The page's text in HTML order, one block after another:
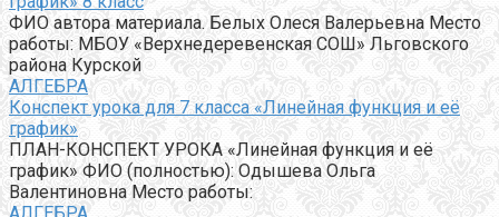
ФИО автора материала. Белых Олеся Валерьевна Место
работы: МБОУ «Верхнедеревенская СОШ» Льговского
района Курской
АЛГЕБРА
Конспект урока для 7 класса «Линейная функция и её
график»
ПЛАН-КОНСПЕКТ УРОКА «Линейная функция и её
график» ФИО (полностью): Одышева Ольга
Валентиновна Место работы: